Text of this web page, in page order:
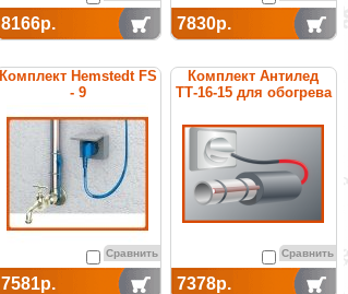
8166р. 7830р.
Комплект Hemstedt FS
- 9
Сравнить
7581р.
Комплект Антилед
ТТ-16-15 для обогрева
Сравнить
7378р.